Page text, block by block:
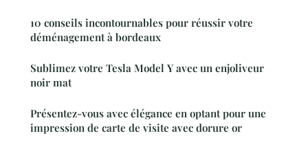
10 conseils incontournables pour réussir votre
déménagement à bordeaux
Sublimez votre Tesla Model Y avec un enjoliveur
noir mat
Présentez-vous avec élégance en optant pour une
impression de carte de visite avec dorure or